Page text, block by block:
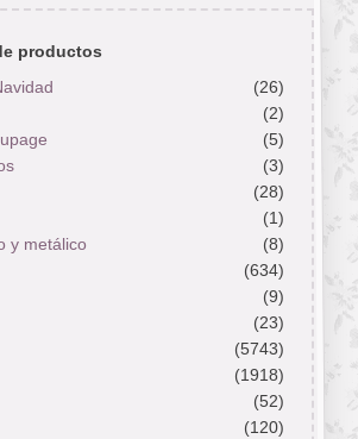
productos
(26)
(2)
(5)
(3)
(28)
(1)
y metálico
(8)
(634)
(9)
(23)
(5743)
(1918)
(52)
(120)